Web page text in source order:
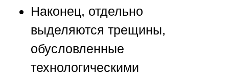
Наконец, отдельно
выделяются трещины,
обусловленные
технологическими